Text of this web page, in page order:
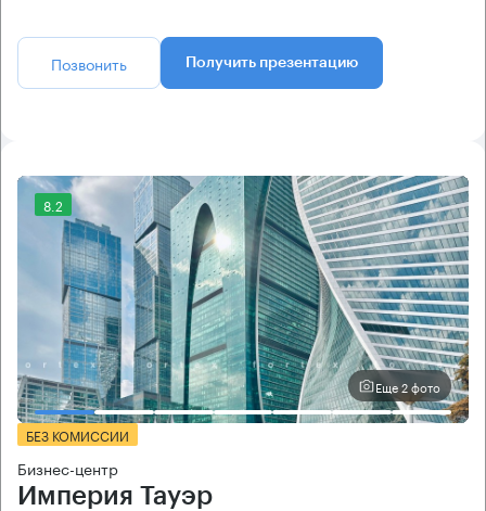
Позвонить Получить презентацию
8.2
Еще 2 фото
БЕЗ КОМИССИИ
Бизнес-центр
Империя Тауэр